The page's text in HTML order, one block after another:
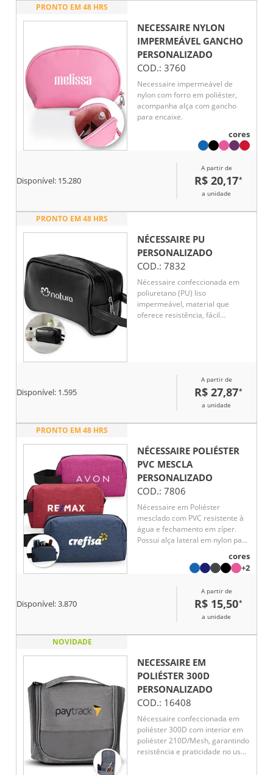
corporativo moderno e atrativo.
PRONTO EM 48 HRS
NECESSAIRE NYLON
IMPERMEÁVEL GANCHO
PERSONALIZADO
COD.: 3760
Necessaire impermeável de
nylon com forro em poliéster,
acompanha alça com gancho
para encaixe.
cores
Disponível: 15.280
A partir de
R$ 20,17*
a unidade
PRONTO EM 48 HRS
NÉCESSAIRE PU
PERSONALIZADO
COD.: 7832
Nécessaire confeccionada em
poliuretano (PU) liso
impermeável, material que
oferece resistência, fácil
acessórios. A alça lateral facilita
o transporte e o manuseio em
diferentes contextos, como
profissional. Seu design
de marca de forma discreta e
elegante. Um brinde corporativo
funcional, durável e de ampla
aceitação, pensado para
integrar-se naturalmente ao dia
Disponível: 1.595
A partir de
R$ 27,87*
a unidade
PRONTO EM 48 HRS
NÉCESSAIRE POLIÉSTER
PVC MESCLA
PERSONALIZADO
COD.: 7806
Nécessaire em Poliéster
mesclado com PVC resistente à
água e fechamento em zíper.
Possui alça lateral em nylon para
para acesso de chaveiro oucores
+2
Disponível:3.870
A partir de
R$ 15,50*
a unidade
NOVIDADE
NECESSAIRE EM
POLIÉSTER 300D
PERSONALIZADO
COD.: 16408
Nécessaire confeccionada em
poliéster 300D com interior em
poliéster 210D/Mesh, garantindo
resistência e praticidade no uso